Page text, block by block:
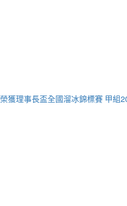
獲理事長盃全國溜冰錦標賽 甲組